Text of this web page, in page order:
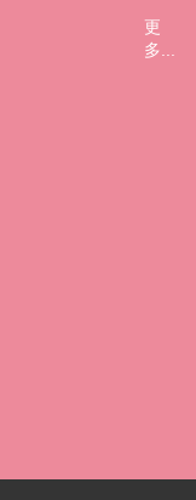
更
多...